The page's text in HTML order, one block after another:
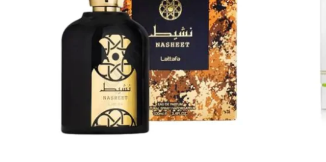
Perfumes Árabes de Lujo para
Hombres y Mujeres